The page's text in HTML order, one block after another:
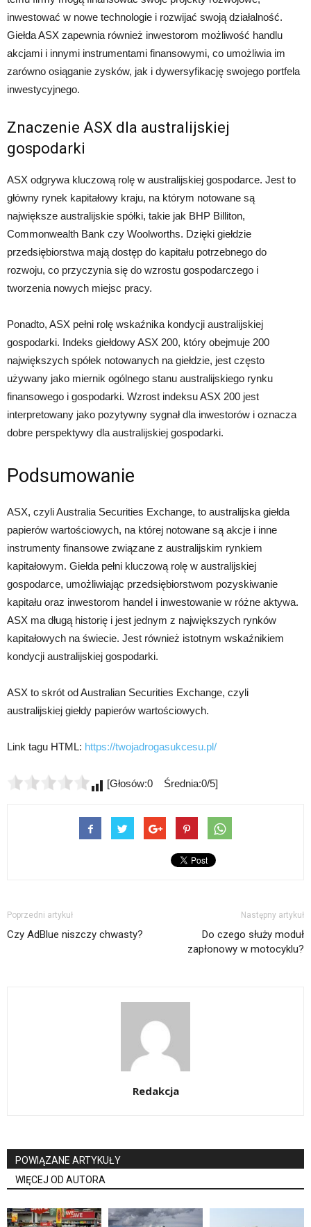
inwestować w nowe technologie i rozwijać swoją działalność.
Giełda ASX zapewnia również inwestorom możliwość handlu
akcjami i innymi instrumentami finansowymi, co umożliwia im
zarówno osiąganie zysków, jak i dywersyfikację swojego portfela
inwestycyjnego.
Znaczenie ASX dla australijskiej
gospodarki
ASX odgrywa kluczową rolę w australijskiej gospodarce. Jest to
główny rynek kapitałowy kraju, na którym notowane są
największe australijskie spółki, takie jak BHP Billiton,
Commonwealth Bank czy Woolworths. Dzięki giełdzie
przedsiębiorstwa mają dostęp do kapitału potrzebnego do
rozwoju, co przyczynia się do wzrostu gospodarczego i
tworzenia nowych miejsc pracy.
Ponadto, ASX pełni rolę wskaźnika kondycji australijskiej
gospodarki. Indeks giełdowy ASX 200, który obejmuje 200
największych spółek notowanych na giełdzie, jest często
używany jako miernik ogólnego stanu australijskiego rynku
finansowego i gospodarki. Wzrost indeksu ASX 200 jest
interpretowany jako pozytywny sygnał dla inwestorów i oznacza
dobre perspektywy dla australijskiej gospodarki.
Podsumowanie
ASX, czyli Australia Securities Exchange, to australijska giełda
papierów wartościowych, na której notowane są akcje i inne
instrumenty finansowe związane z australijskim rynkiem
kapitałowym. Giełda pełni kluczową rolę w australijskiej
gospodarce, umożliwiając przedsiębiorstwom pozyskiwanie
kapitału oraz inwestorom handel i inwestowanie w różne aktywa.
ASX ma długą historię i jest jednym z największych rynków
kapitałowych na świecie. Jest również istotnym wskaźnikiem
kondycji australijskiej gospodarki.
ASX to skrót od Australian Securities Exchange, czyli
australijskiej giełdy papierów wartościowych.
Link tagu HTML: https://twojadrogasukcesu.pl/
[Głosów:0 Średnia:0/5]
Poprzedni artykuł
Czy AdBlue niszczy chwasty?
Następny artykuł
Do czego służy moduł
zapłonowy w motocyklu?
Redakcja
POWIĄZANE ARTYKUŁY
WIĘCEJ OD AUTORA